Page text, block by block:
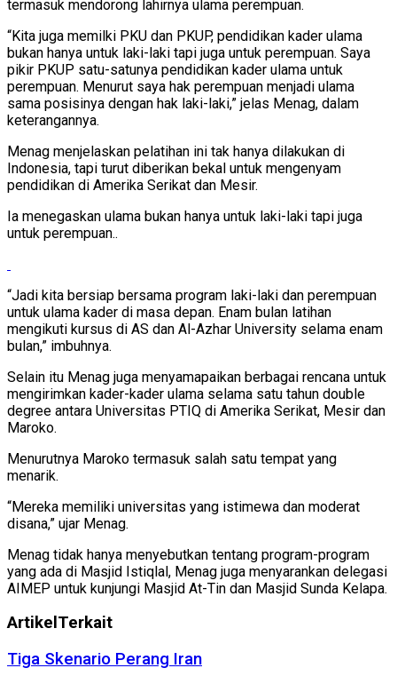
termasuk mendorong lahirnya ulama perempuan.
“Kita juga memilki PKU dan PKUP, pendidikan kader ulama
bukan hanya untuk laki-laki tapi juga untuk perempuan. Saya
pikir PKUP satu-satunya pendidikan kader ulama untuk
perempuan. Menurut saya hak perempuan menjadi ulama
sama posisinya dengan hak laki-laki,” jelas Menag, dalam
keterangannya.
Menag menjelaskan pelatihan ini tak hanya dilakukan di
Indonesia, tapi turut diberikan bekal untuk mengenyam
pendidikan di Amerika Serikat dan Mesir.
Ia menegaskan ulama bukan hanya untuk laki-laki tapi juga
untuk perempuan..
“Jadi kita bersiap bersama program laki-laki dan perempuan
untuk ulama kader di masa depan. Enam bulan latihan
mengikuti kursus di AS dan Al-Azhar University selama enam
bulan,” imbuhnya.
Selain itu Menag juga menyamapaikan berbagai rencana untuk
mengirimkan kader-kader ulama selama satu tahun double
degree antara Universitas PTIQ di Amerika Serikat, Mesir dan
Maroko.
Menurutnya Maroko termasuk salah satu tempat yang
menarik.
“Mereka memiliki universitas yang istimewa dan moderat
disana,” ujar Menag.
Menag tidak hanya menyebutkan tentang program-program
yang ada di Masjid Istiqlal, Menag juga menyarankan delegasi
AIMEP untuk kunjungi Masjid At-Tin dan Masjid Sunda Kelapa.
Artikel Terkait
Tiga Skenario Perang Iran